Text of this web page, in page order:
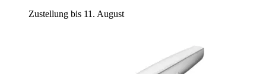
Zustellung bis 11. August